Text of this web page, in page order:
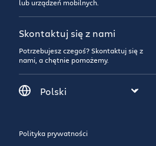
lub urządzeń mobilnych.
Skontaktuj się z nami
Potrzebujesz czegoś? Skontaktuj się z
nami, a chętnie pomożemy.
Polityka prywatności